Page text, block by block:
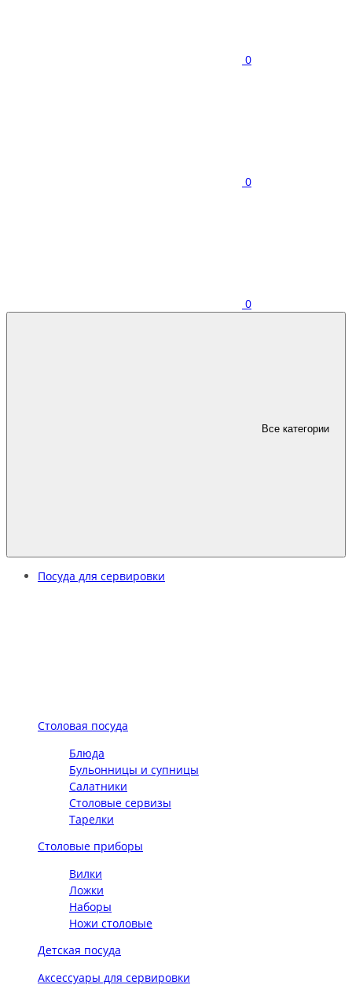
0
0
0
Все категории
Посуда для сервировки
Столовая посуда
Блюда
Бульонницы и супницы
Салатники
Столовые сервизы
Тарелки
Столовые приборы
Вилки
Ложки
Наборы
Ножи столовые
Детская посуда
Аксессуары для сервировки